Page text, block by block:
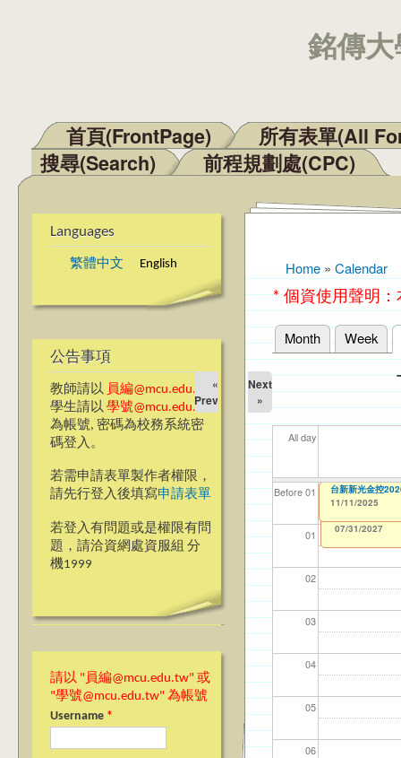
銘傳
Main menu
首頁(FrontPage)
所有表單(All
搜尋(Search)
前程規劃處(CPC)
Languages
繁體中文 English
公告事項
教師請以 員編@mcu.edu.tw
學生請以 學號@mcu.edu.tw
為帳號, 密碼為校務系統密
碼登入。
若需申請表單製作者權限，
請先行登入後填寫申請表單
若登入有問題或是權限有問
題，請洽資網處資服組 分
機1999
請以 "員編@mcu.edu.tw" 或
"學號@mcu.edu.tw" 為帳號
Username *
You are here
Home » Calendar
* 個資使用聲明
Primary tabs
Month Week
«
Prev
Next
»
All day
Before 01
01
02
03
04
05
06
【資網處】
整合系統～表單
12/31/2027
【財務處】工讀
11/12/2021
【財務處】漏打
錄
07/31/2027
114
114
114
【學
114
【資訊網路處】
11/06/2025
台新新光金控
11/11/2025